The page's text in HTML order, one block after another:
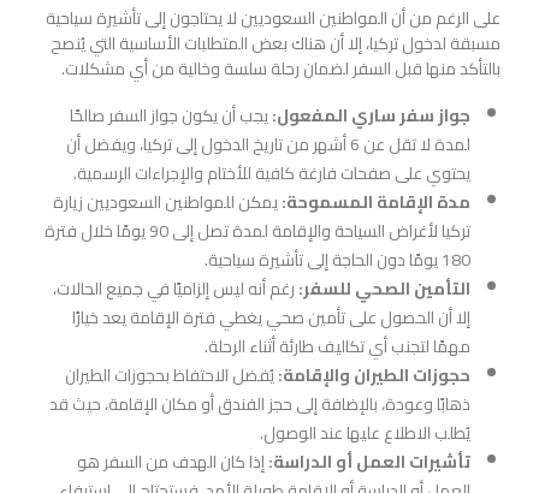
على الرغم من أن المواطنين السعوديين لا يحتاجون إلى تأشيرة سياحية
مسبقة لدخول تركيا، إلا أن هناك بعض المتطلبات الأساسية التي يُنصح
بالتأكد منها قبل السفر لضمان رحلة سلسة وخالية من أي مشكلات.
جواز سفر ساري المفعول:يجب أن يكون جواز السفر صالحًا
لمدة لا تقل عن 6 أشهر من تاريخ الدخول إلى تركيا، ويفضل أن
يحتوي على صفحات فارغة كافية للأختام والإجراءات الرسمية.
مدة الإقامة المسموحة:يمكن للمواطنين السعوديين زيارة
تركيا لأغراض السياحة والإقامة لمدة تصل إلى 90 يومًا خلال فترة
180 يومًا دون الحاجة إلى تأشيرة سياحية.
التأمين الصحي للسفر:رغم أنه ليس إلزاميًا في جميع الحالات،
إلا أن الحصول على تأمين صحي يغطي فترة الإقامة يعد خيارًا
مهمًا لتجنب أي تكاليف طارئة أثناء الرحلة.
حجوزات الطيران والإقامة:يُفضل الاحتفاظ بحجوزات الطيران
ذهابًا وعودة، بالإضافة إلى حجز الفندق أو مكان الإقامة، حيث قد
يُطلب الاطلاع عليها عند الوصول.
تأشيرات العمل أو الدراسة:إذا كان الهدف من السفر هو